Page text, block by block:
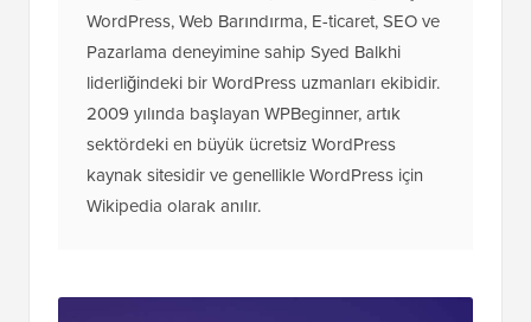
WordPress, Web Barındırma, E-ticaret, SEO ve
Pazarlama deneyimine sahip Syed Balkhi
liderliğindeki bir WordPress uzmanları ekibidir.
2009 yılında başlayan WPBeginner, artık
sektördeki en büyük ücretsiz WordPress
kaynak sitesidir ve genellikle WordPress için
Wikipedia olarak anılır.